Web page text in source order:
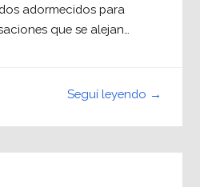
adormecidos para
que se alejan…
Seguí leyendo →